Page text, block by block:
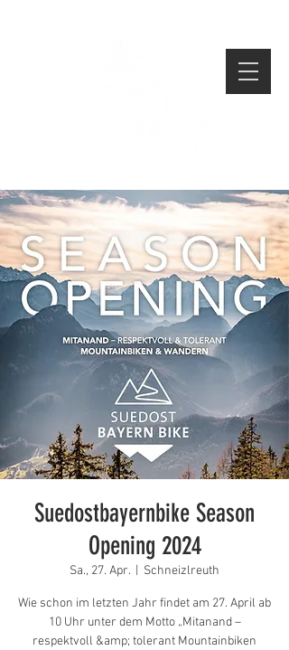
Suedostbayernbike Season
Opening 2024
Sa., 27. Apr. Schneizlreuth
Wie schon im letzten Jahr findet am 27. April ab
10 Uhr unter dem Motto „Mitanand –
respektvoll &amp; tolerant Mountainbiken